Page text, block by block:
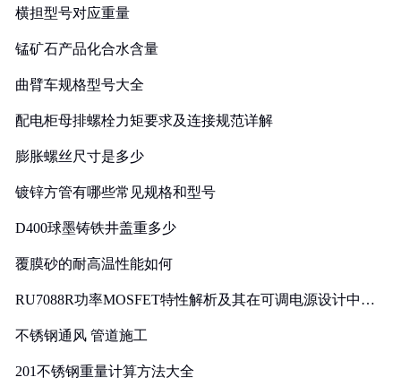
横担型号对应重量
锰矿石产品化合水含量
曲臂车规格型号大全
配电柜母排螺栓力矩要求及连接规范详解
膨胀螺丝尺寸是多少
镀锌方管有哪些常见规格和型号
D400球墨铸铁井盖重多少
覆膜砂的耐高温性能如何
RU7088R功率MOSFET特性解析及其在可调电源设计中的
不锈钢通风 管道施工
201不锈钢重量计算方法大全